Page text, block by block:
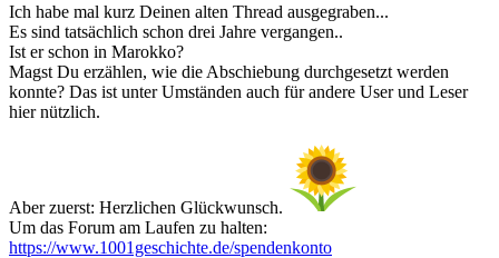
Ich habe mal kurz Deinen alten Thread ausgegraben...
Es sind tatsächlich schon drei Jahre vergangen..
Ist er schon in Marokko?
Magst Du erzählen, wie die Abschiebung durchgesetzt werden
konnte? Das ist unter Umständen auch für andere User und Leser
hier nützlich.
Aber zuerst: Herzlichen Glückwunsch.
Um das Forum am Laufen zu halten:
https://www.1001geschichte.de/spendenkonto